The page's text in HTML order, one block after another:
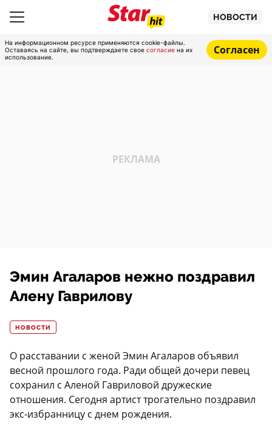
НОВОСТИ
На информационном ресурсе применяются cookie-файлы.
Оставаясь на сайте, вы подтверждаете свое согласие на их
использование.
Согласен
Эмин Агаларов нежно поздравил
Алену Гаврилову
НОВОСТИ
О расставании с женой Эмин Агаларов объявил
весной прошлого года. Ради общей дочери певец
сохранил с Аленой Гавриловой дружеские
отношения. Сегодня артист трогательно поздравил
экс-избранницу с днем рождения.